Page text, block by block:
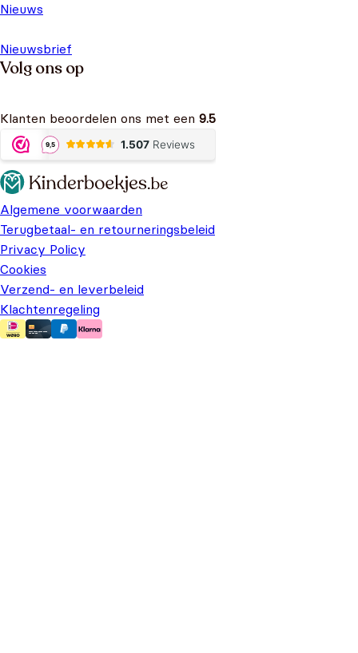
Nieuws
Nieuwsbrief
Volg ons op
Klanten beoordelen ons met een 9.5
Algemene voorwaarden
Terugbetaal- en retourneringsbeleid
Privacy Policy
Cookies
Verzend- en leverbeleid
Klachtenregeling